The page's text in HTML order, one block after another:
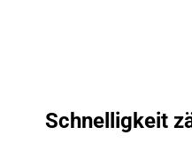
Schnelligkeit